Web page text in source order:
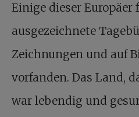
Einige dieser Europäer
ausgezeichnete
Zeichnungen und auf
vorfanden. Das Land,
war lebendig und